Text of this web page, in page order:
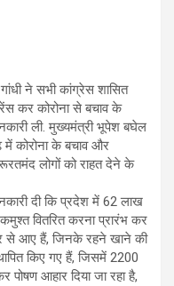
गांधी ने सभी कांग्रेस शासित
कर कोरोना से बचाव के
ली. मुख्यमंत्री भूपेश बघेल
में कोरोना के बचाव और
लोगों को राहत देने के
दी कि प्रदेश में 62 लाख
वितरित करना प्रारंभ कर
से आए हैं, जिनके रहने खाने की
किए गए हैं, जिसमें 2200
आहार दिया जा रहा है,